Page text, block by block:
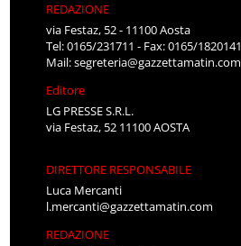
REDAZIONE
via Festaz, 52 - 11100 Aosta
Tel: 0165/231711 - Fax: 0165/1820141
Mail:segreteria@gazzettamatin.com
Editore
LG PRESSE S.R.L.
via Festaz, 52 11100 AOSTA
DIRETTORE RESPONSABILE
Luca Mercanti
l.mercanti@gazzettamatin.com
REDAZIONE